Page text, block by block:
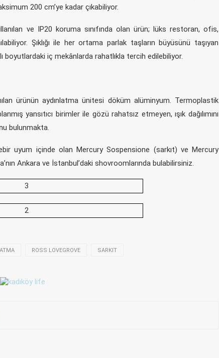
200 cm’ye kadar çıkabiliyor.
ve IP20 koruma sınıfında olan ürün; lüks restoran, ofis,
Şıklığı ile her ortama parlak taşların büyüsünü taşıyan
iç mekânlarda rahatlıkla tercih edilebiliyor.
ürünün aydınlatma ünitesi döküm alüminyum. Termoplastik
yansıtıcı birimler ile gözü rahatsız etmeyen, ışık dağılımını
bulunmakta.
uyum içinde olan Mercury Sospensione (sarkıt) ve Mercury
Ankara ve İstanbul’daki shovroomlarında bulabilirsiniz.
ROSS LOVEGROVE SARKIT